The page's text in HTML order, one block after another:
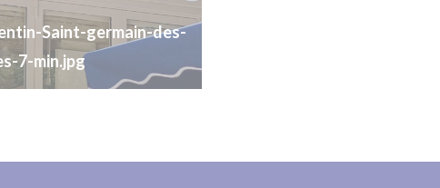
Saint-germain-des-
7-min.jpg